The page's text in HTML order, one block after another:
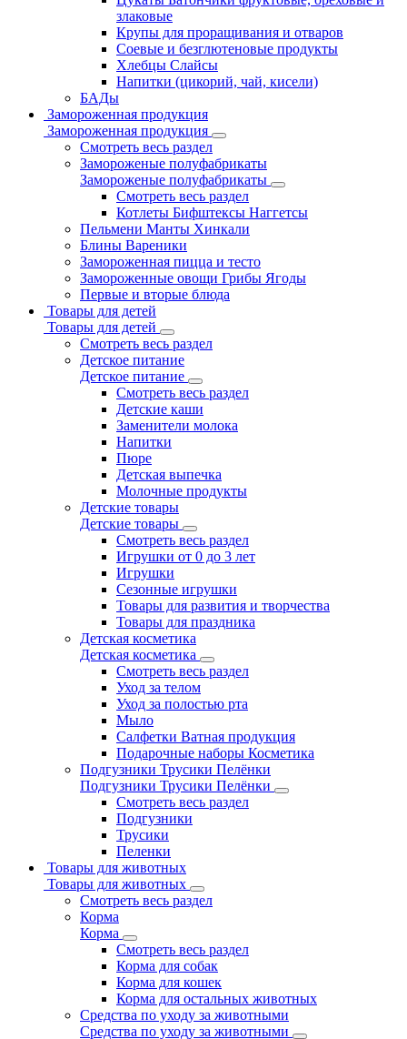
злаковые
Крупы для проращивания и отваров
Соевые и безглютеновые продукты
Хлебцы Слайсы
Напитки (цикорий, чай, кисели)
БАДы
Замороженная продукция
Замороженная продукция
Смотреть весь раздел
Замороженые полуфабрикаты
Замороженые полуфабрикаты
Смотреть весь раздел
Котлеты Бифштексы Наггетсы
Пельмени Манты Хинкали
Блины Вареники
Замороженная пицца и тесто
Замороженные овощи Грибы Ягоды
Первые и вторые блюда
Товары для детей
Товары для детей
Смотреть весь раздел
Детское питание
Детское питание
Смотреть весь раздел
Детские каши
Заменители молока
Напитки
Пюре
Детская выпечка
Молочные продукты
Детские товары
Детские товары
Смотреть весь раздел
Игрушки от 0 до 3 лет
Игрушки
Сезонные игрушки
Товары для развития и творчества
Товары для праздника
Детская косметика
Детская косметика
Смотреть весь раздел
Уход за телом
Уход за полостью рта
Мыло
Салфетки Ватная продукция
Подарочные наборы Косметика
Подгузники Трусики Пелёнки
Подгузники Трусики Пелёнки
Смотреть весь раздел
Подгузники
Трусики
Пеленки
Товары для животных
Товары для животных
Смотреть весь раздел
Корма
Корма
Смотреть весь раздел
Корма для собак
Корма для кошек
Корма для остальных животных
Средства по уходу за животными
Средства по уходу за животными